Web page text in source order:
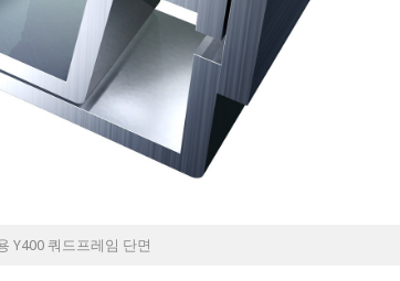
Y400 쿼드프레임 단면